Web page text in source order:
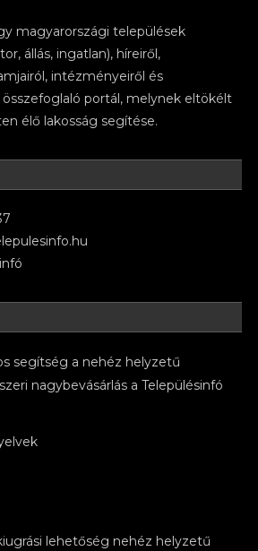
magyarországi települések
állás, ingatlan), híreiről,
intézményeiről és
összefoglaló portál, melynek eltökélt
élő lakosság segítése.
segítség a nehéz helyzetű
nagybevásárlás a Településinfó
lehetőség nehéz helyzetű